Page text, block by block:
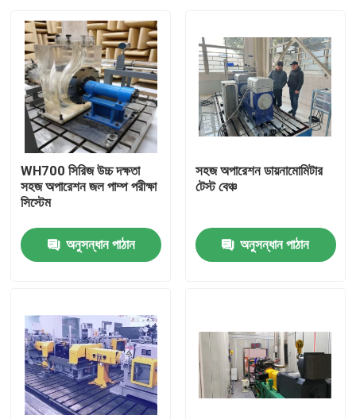
আমাদের সম্বন্ধে
কারখানা ভ্রমণ
WH700 সিরিজ উচ্চ দক্ষতা
সহজ অপারেশন জল পাম্প পরীক্ষা
সিস্টেম
অনুসন্ধান পাঠান
সহজ অপারেশন ডায়নামোমিটার
টেস্ট বেঞ্চ
অনুসন্ধান পাঠান